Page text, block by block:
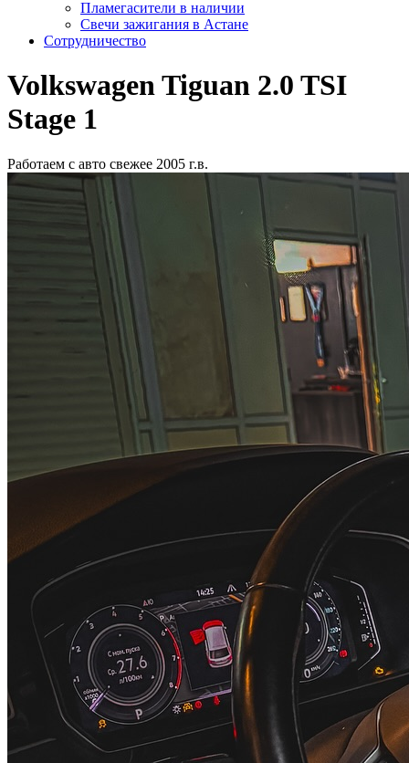
Пламегасители в наличии
Свечи зажигания в Астане
Сотрудничество
Volkswagen Tiguan 2.0 TSI
Stage 1
Работаем с авто свежее 2005 г.в.